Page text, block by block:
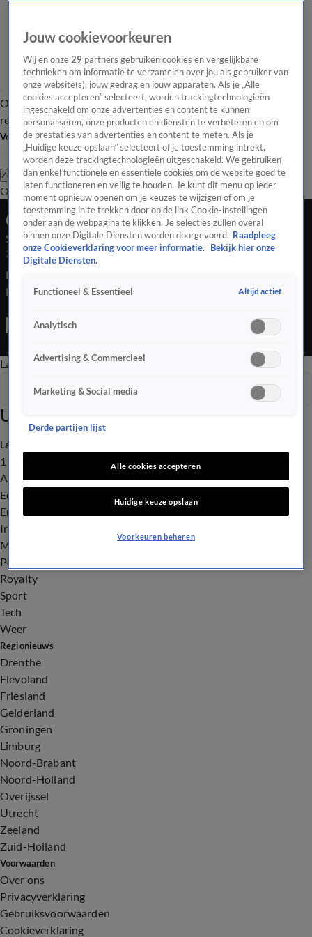
Overzicht Laatste nieuws Regionieuws Het beste van Hart
Tip de
redactie
Volg Hart van Nederland
Zoeken
OverzichtRegioUitzendingenWeerTip de redactiePanelVideo's
Ochtend Editie
Seizoen 2026, aflevering 1235
22 mrt, 09:00
Een exploderende bestelwagen zorgt voor een ravage in een
Haagse straat. Tientallen ramen sneuvelen en overal liggen
Eindhoven met grote interesse gevolgd zal worden. Haalt PSV
voor haar doodzieke vriendin Jade.
Late EditieOchtend EditieVroege Editie
Uitzendingen
Seizoen 2026
Laatste nieuws
112
Advies & Tips
Economie
Entertainment
Infrastructuur
Milieu en Gezondheid
Politiek
Royalty
Sport
Tech
Weer
Regionieuws
Drenthe
Flevoland
Friesland
Gelderland
Groningen
Limburg
Noord-Brabant
Noord-Holland
Overijssel
Utrecht
Zeeland
Zuid-Holland
Voorwaarden
Over ons
Privacyverklaring
Gebruiksvoorwaarden
Cookieverklaring
Jouw cookievoorkeuren
Wij en onze29 partners gebruiken cookies en vergelijkbare
technieken om informatie te verzamelen over jou als gebruiker van
onze website(s), jouw gedrag en jouw apparaten. Als je „Alle
cookies accepteren” selecteert, worden trackingtechnologieën
ingeschakeld om onze advertenties en content te kunnen
personaliseren, onze producten en diensten te verbeteren en om
de prestaties van advertenties en content te meten. Als je
„Huidige keuze opslaan” selecteert of je toestemming intrekt,
worden deze trackingtechnologieën uitgeschakeld. We gebruiken
dan enkel functionele en essentiële cookies om de website goed te
laten functioneren en veilig te houden. Je kunt dit menu op ieder
moment opnieuw openen om je keuzes te wijzigen of om je
toestemming in te trekken door op de link Cookie-instellingen
onder aan de webpagina te klikken. Je selecties zullen overal
binnen onze Digitale Diensten worden doorgevoerd. Raadpleeg
onze Cookieverklaring voor meer informatie.
Bekijk hier onze
Digitale Diensten.
Functioneel & Essentieel Altijd actief
Analytisch
Advertising & Commercieel
Marketing & Social media
Derde partijen lijst
Alle cookies accepteren
Huidige keuze opslaan
Voorkeuren beheren